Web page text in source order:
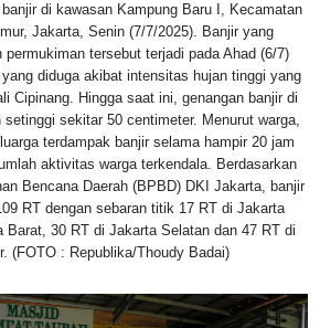
di kawasan Kampung Baru I, Kecamatan
Jakarta, Senin (7/7/2025). Banjir yang
permukiman tersebut terjadi pada Ahad (6/7)
diduga akibat intensitas hujan tinggi yang
Cipinang. Hingga saat ini, genangan banjir di
sekitar 50 centimeter. Menurut warga,
terdampak banjir selama hampir 20 jam
aktivitas warga terkendala. Berdasarkan
Bencana Daerah (BPBD) DKI Jakarta, banjir
RT dengan sebaran titik 17 RT di Jakarta
Barat, 30 RT di Jakarta Selatan dan 47 RT di
(FOTO : Republika/Thoudy Badai)